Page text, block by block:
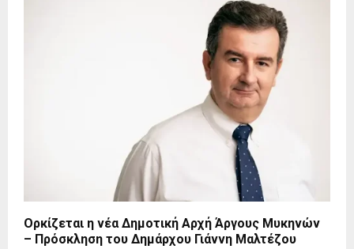
Ορκίζεται η νέα Δημοτική Αρχή Άργους Μυκηνών
– Πρόσκληση του Δημάρχου Γιάννη Μαλτέζου